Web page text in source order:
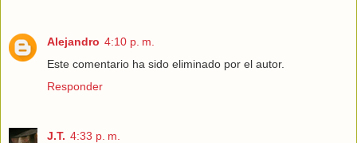
Alejandro 4:10 p. m.
Este comentario ha sido eliminado por el autor.
Responder
J.T. 4:33 p. m.